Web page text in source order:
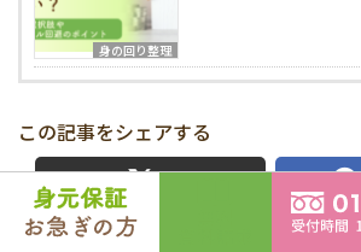
身の回り整理
この記事をシェアする